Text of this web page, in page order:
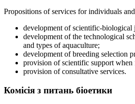
Propositions of services for individuals
development of scientific-biological
development of the technological
and types of aquaculture;
development of breeding selection
provision of scientific support
provision of consultative services.
Комісія з питань біоетики